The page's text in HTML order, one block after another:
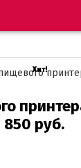
850 руб.
Хит!
Хит!
Хит!